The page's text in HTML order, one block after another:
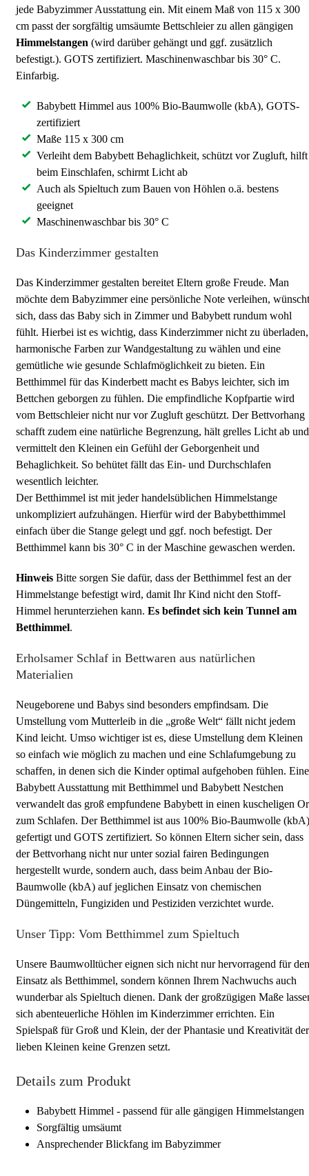
jede Babyzimmer Ausstattung ein. Mit einem Maß von 115 x 300
cm passt der sorgfältig umsäumte Bettschleier zu allen gängigen
Himmelstangen (wird darüber gehängt und ggf. zusätzlich
befestigt.). GOTS zertifiziert. Maschinenwaschbar bis 30° C.
Einfarbig.
Babybett Himmel aus 100% Bio-Baumwolle (kbA), GOTS-
zertifiziert
Maße 115 x 300 cm
Verleiht dem Babybett Behaglichkeit, schützt vor Zugluft, hilft
beim Einschlafen, schirmt Licht ab
Auch als Spieltuch zum Bauen von Höhlen o.ä. bestens
geeignet
Maschinenwaschbar bis 30° C
Das Kinderzimmer gestalten
Das Kinderzimmer gestalten bereitet Eltern große Freude. Man
möchte dem Babyzimmer eine persönliche Note verleihen, wünscht
sich, dass das Baby sich in Zimmer und Babybett rundum wohl
fühlt. Hierbei ist es wichtig, dass Kinderzimmer nicht zu überladen,
harmonische Farben zur Wandgestaltung zu wählen und eine
gemütliche wie gesunde Schlafmöglichkeit zu bieten. Ein
Betthimmel für das Kinderbett macht es Babys leichter, sich im
Bettchen geborgen zu fühlen. Die empfindliche Kopfpartie wird
vom Bettschleier nicht nur vor Zugluft geschützt. Der Bettvorhang
schafft zudem eine natürliche Begrenzung, hält grelles Licht ab und
vermittelt den Kleinen ein Gefühl der Geborgenheit und
Behaglichkeit. So behütet fällt das Ein- und Durchschlafen
wesentlich leichter.
Der Betthimmel ist mit jeder handelsüblichen Himmelstange
unkompliziert aufzuhängen. Hierfür wird der Babybetthimmel
einfach über die Stange gelegt und ggf. noch befestigt. Der
Betthimmel kann bis 30° C in der Maschine gewaschen werden.
Hinweis Bitte sorgen Sie dafür, dass der Betthimmel fest an der
Himmelstange befestigt wird, damit Ihr Kind nicht den Stoff-
Himmel herunterziehen kann. Es befindet sich kein Tunnel am
Betthimmel.
Erholsamer Schlaf in Bettwaren aus natürlichen
Materialien
Neugeborene und Babys sind besonders empfindsam. Die
Umstellung vom Mutterleib in die „große Welt“ fällt nicht jedem
Kind leicht. Umso wichtiger ist es, diese Umstellung dem Kleinen
so einfach wie möglich zu machen und eine Schlafumgebung zu
schaffen, in denen sich die Kinder optimal aufgehoben fühlen. Eine
Babybett Ausstattung mit Betthimmel und Babybett Nestchen
verwandelt das groß empfundene Babybett in einen kuscheligen
zum Schlafen. Der Betthimmel ist aus 100% Bio-Baumwolle (kbA)
gefertigt und GOTS zertifiziert. So können Eltern sicher sein, dass
der Bettvorhang nicht nur unter sozial fairen Bedingungen
hergestellt wurde, sondern auch, dass beim Anbau der Bio-
Baumwolle (kbA) auf jeglichen Einsatz von chemischen
Düngemitteln, Fungiziden und Pestiziden verzichtet wurde.
Unser Tipp: Vom Betthimmel zum Spieltuch
Unsere Baumwolltücher eignen sich nicht nur hervorragend für den
Einsatz als Betthimmel, sondern können Ihrem Nachwuchs auch
wunderbar als Spieltuch dienen. Dank der großzügigen Maße
sich abenteuerliche Höhlen im Kinderzimmer errichten. Ein
Spielspaß für Groß und Klein, der der Phantasie und Kreativität der
lieben Kleinen keine Grenzen setzt.
Details zum Produkt
Babybett Himmel - passend für alle gängigen Himmelstangen
Sorgfältig umsäumt
Ansprechender Blickfang im Babyzimmer